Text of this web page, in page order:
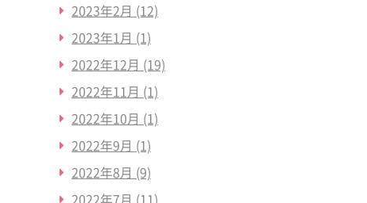
2023年2月 (12)
2023年1月 (1)
2022年12月 (19)
2022年11月 (1)
2022年10月 (1)
2022年9月 (1)
2022年8月 (9)
2022年7月 (11)